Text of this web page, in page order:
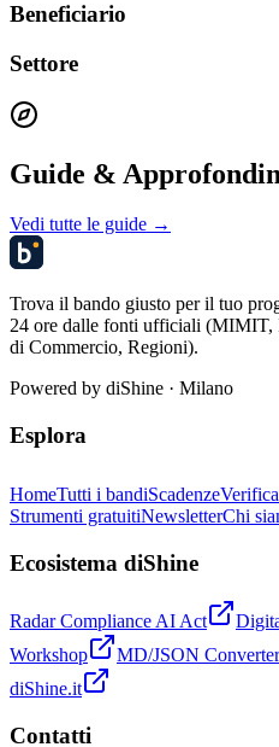
Beneficiario
Settore
Guide &
Vedi tutte le guide →
Trova il bando giusto per il tuo
24 ore dalle fonti ufficiali (MIMIT,
di Commercio, Regioni).
Powered by diShine · Milano
Esplora
HomeTutti i bandiScadenze
Strumenti gratuitiNewsletterChi
Ecosistema diShine
Radar Compliance AI Act
Workshop
MD/JSON Converter
diShine.it
Contatti